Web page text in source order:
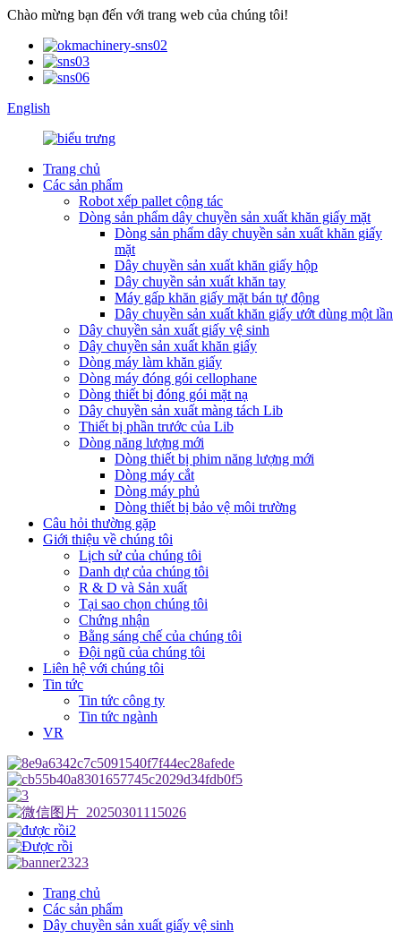
Chào mừng bạn đến với trang web của chúng tôi!
English
Trang chủ
Các sản phẩm
Robot xếp pallet cộng tác
Dòng sản phẩm dây chuyền sản xuất khăn giấy mặt
Dòng sản phẩm dây chuyền sản xuất khăn giấy
mặt
Dây chuyền sản xuất khăn giấy hộp
Dây chuyền sản xuất khăn tay
Máy gấp khăn giấy mặt bán tự động
Dây chuyền sản xuất khăn giấy ướt dùng một lần
Dây chuyền sản xuất giấy vệ sinh
Dây chuyền sản xuất khăn giấy
Dòng máy làm khăn giấy
Dòng máy đóng gói cellophane
Dòng thiết bị đóng gói mặt nạ
Dây chuyền sản xuất màng tách Lib
Thiết bị phần trước của Lib
Dòng năng lượng mới
Dòng thiết bị phim năng lượng mới
Dòng máy cắt
Dòng máy phủ
Dòng thiết bị bảo vệ môi trường
Câu hỏi thường gặp
Giới thiệu về chúng tôi
Lịch sử của chúng tôi
Danh dự của chúng tôi
R & D và Sản xuất
Tại sao chọn chúng tôi
Chứng nhận
Bằng sáng chế của chúng tôi
Đội ngũ của chúng tôi
Liên hệ với chúng tôi
Tin tức
Tin tức công ty
Tin tức ngành
VR
Trang chủ
Các sản phẩm
Dây chuyền sản xuất giấy vệ sinh